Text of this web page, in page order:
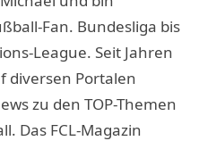
Fan. Bundesliga bis
League. Seit Jahren
diversen Portalen
zu den TOP-Themen
Das FCL-Magazin